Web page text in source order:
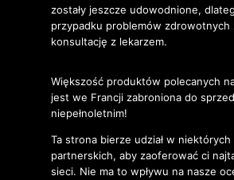
zostały jeszcze udowodnione,
przypadku problemów zdrowotnych
konsultację z lekarzem.
Większość produktów polecanych
jest we Francji zabroniona do
niepełnoletnim!
Ta strona bierze udział w niektórych
partnerskich, aby zaoferować ci
sieci. Nie ma to wpływu na nasze